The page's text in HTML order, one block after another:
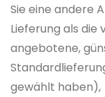
Sie eine andere
Lieferung als die
angebotene,
gewählt haben),